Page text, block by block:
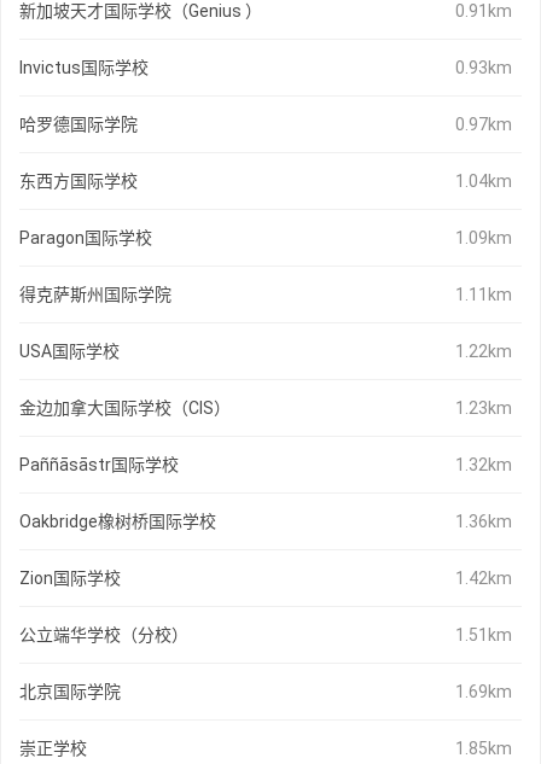
新加坡天才国际学校（Genius ） 0.91km
Invictus国际学校 0.93km
哈罗德国际学院 0.97km
东西方国际学校 1.04km
Paragon国际学校 1.09km
得克萨斯州国际学院 1.11km
USA国际学校 1.22km
金边加拿大国际学校（CIS） 1.23km
Paññāsāstr国际学校 1.32km
Oakbridge橡树桥国际学校 1.36km
Zion国际学校 1.42km
公立端华学校（分校） 1.51km
北京国际学院 1.69km
崇正学校 1.85km